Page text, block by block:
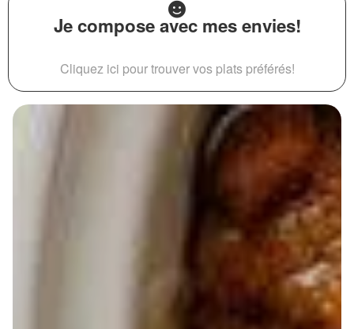
Je compose avec mes envies!
Cliquez ici pour trouver vos plats préférés!